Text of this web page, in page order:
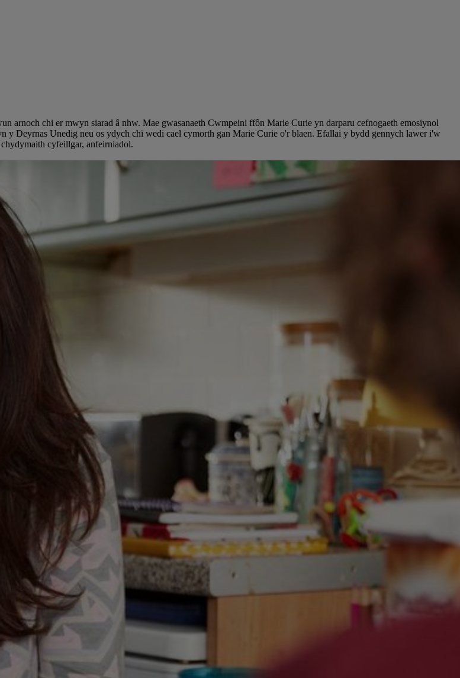
arnoch chi er mwyn siarad â nhw. Mae gwasanaeth Cwmpeini ffôn Marie Curie yn darparu cefnogaeth emosiynol
Deyrnas Unedig neu os ydych chi wedi cael cymorth gan Marie Curie o'r blaen. Efallai y bydd gennych lawer i'w
cyfeillgar, anfeirniadol.